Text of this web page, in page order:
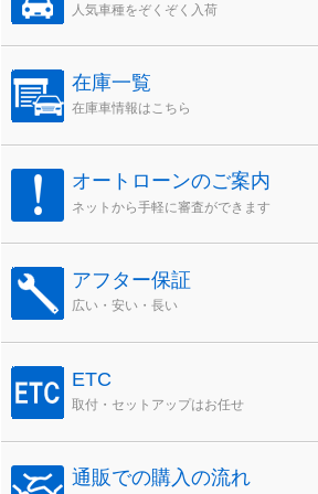
人気車種をぞくぞく入荷
在庫一覧
在庫車情報はこちら
オートローンのご案内
ネットから手軽に審査ができます
アフター保証
広い・安い・長い
ETC
取付・セットアップはお任せ
通販での購入の流れ